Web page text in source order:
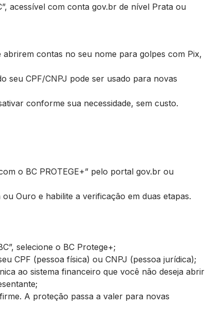
acessível com conta gov.br de nível Prata ou
abrirem contas no seu nome para golpes com Pix,
seu CPF/CNPJ pode ser usado para novas
conforme sua necessidade, sem custo.
o BC PROTEGE+” pelo portal gov.br ou
Ouro e habilite a verificação em duas etapas.
selecione o BC Protege+;
CPF (pessoa física) ou CNPJ (pessoa jurídica);
ao sistema financeiro que você não deseja abrir
A proteção passa a valer para novas